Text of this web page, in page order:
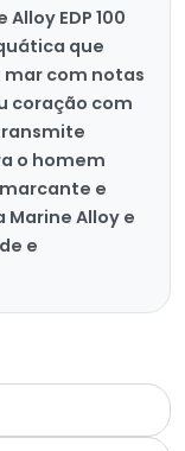
EDP 100
que
com notas
coração com
o homem
e
Alloy e
e